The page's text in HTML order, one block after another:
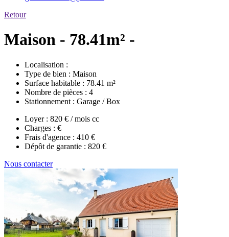
Retour
Maison - 78.41m² -
Localisation :
Type de bien : Maison
Surface habitable : 78.41 m²
Nombre de pièces : 4
Stationnement : Garage / Box
Loyer : 820 € / mois cc
Charges : €
Frais d'agence : 410 €
Dépôt de garantie : 820 €
Nous contacter